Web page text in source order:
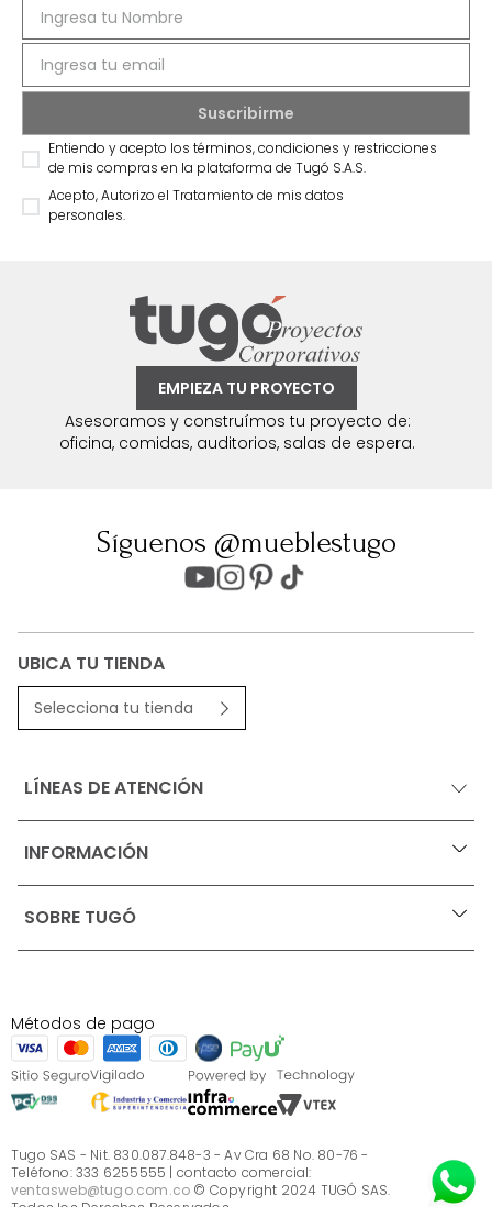
Entiendo y acepto los términos, condiciones y restricciones
de mis compras en la plataforma de Tugó S.A.S.
Acepto, Autorizo el Tratamiento de mis datos
personales.
EMPIEZA TU PROYECTO
Asesoramos y construímos tu proyecto de:
oficina, comidas, auditorios, salas de espera.
Síguenos @mueblestugo
UBICA TU TIENDA
Selecciona tu tienda
LÍNEAS DE ATENCIÓN
INFORMACIÓN +
Ofertas vigentes
Términos, condiciones y restricciones para productos
S.A.S
Términos, condiciones y restricciones Tugó S.A.S
Instructivo cuidado de muebles
Sé parte de Tugó
¿Quiénes somos?
Servicio al cliente
SOBRE TUGÓ +
¿Quieres vender en Tugó?
Métodos de pago
Tugo SAS - Nit. 830.087.848-3 - Av Cra 68 No. 80-76 -
Teléfono: 333 6255555 | contacto comercial:
ventasweb@tugo.com.co © Copyright 2024 TUGÓ SAS.